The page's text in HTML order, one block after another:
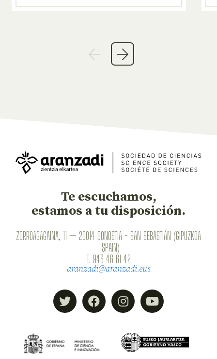
Te escuchamos,
estamos a tu disposición.
ZORROAGAGAINA, 11 — 20014 DONOSTIA - SAN SEBASTIÁN (GIPUZKOA
· SPAIN)
T. 943 46 61 42
aranzadi@aranzadi.eus